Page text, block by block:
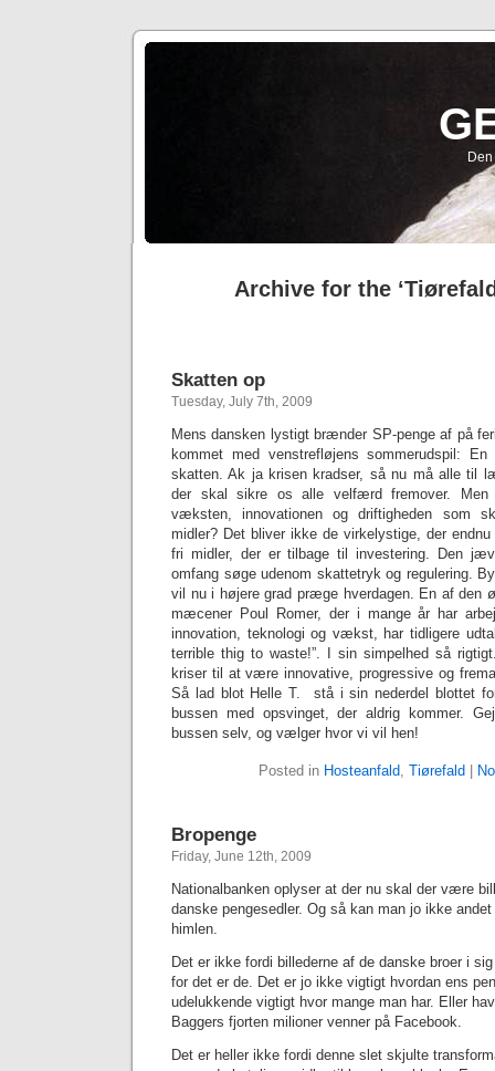
Archive for the
Skatten op
Tuesday, July 7th, 2009
Mens dansken lystigt brænder SP-penge af på
kommet med venstrefløjens sommerudspil:
skatten. Ak ja krisen kradser, så nu må alle til
der skal sikre os alle velfærd fremover. Men
væksten, innovationen og driftigheden som
midler? Det bliver ikke de virkelystige, der
fri midler, der er tilbage til investering. Den
omfang søge udenom skattetryk og regulering.
vil nu i højere grad præge hverdagen. En af den
mæcener Poul Romer, der i mange år har
innovation, teknologi og vækst, har tidligere
terrible thig to waste!”. I sin simpelhed så
kriser til at være innovative, progressive og
Så lad blot Helle T. stå i sin nederdel blottet
bussen med opsvinget, der aldrig kommer.
bussen selv, og vælger hvor vi vil hen!
Posted in Hosteanfald, Tiørefald
Bropenge
Friday, June 12th, 2009
Nationalbanken oplyser at der nu skal der være
danske pengesedler. Og så kan man jo ikke
himlen.
Det er ikke fordi billederne af de danske broer i
for det er de. Det er jo ikke vigtigt hvordan ens
udelukkende vigtigt hvor mange man har. Eller
Baggers fjorten milioner venner på Facebook.
Det er heller ikke fordi denne slet skjulte